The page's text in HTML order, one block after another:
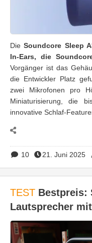
DieSoundcore Sleep
In-Ears, die
Vorgänger ist das
die Entwickler Platz
zwei Mikrofonen pro
Miniaturisierung, die
innovative Schlaf-
10 21. Juni 2025
TEST Bestpreis:
Lautsprecher